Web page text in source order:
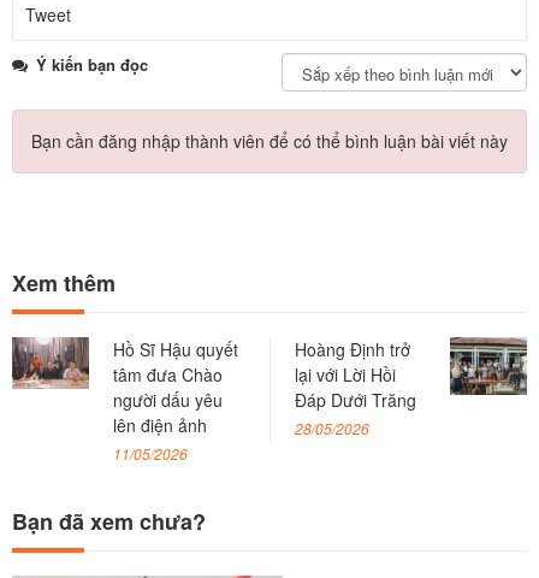
Tweet
Ý kiến bạn đọc
Bạn cần đăng nhập thành viên để có thể bình luận bài viết này
Xem thêm
Hồ Sĩ Hậu quyết
tâm đưa Chào
người dấu yêu
lên điện ảnh
11/05/2026
Hoàng Định trở
lại với Lời Hồi
Đáp Dưới Trăng
28/05/2026
Bạn đã xem chưa?